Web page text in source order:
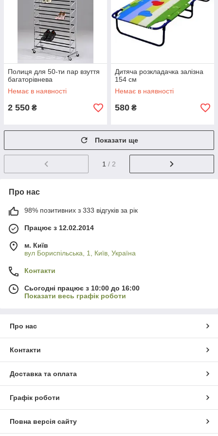
Полиця для 50-ти пар взуття
багаторівнева
Немає в наявності
2 550 ₴
Дитяча розкладачка залізна
154 см
Немає в наявності
580 ₴
Показати ще
1 / 2
Про нас
98% позитивних з 333 відгуків за рік
Працює з 12.02.2014
м. Київ
вул Бориспільська, 1, Київ, Україна
Контакти
Сьогодні працює з 10:00 до 16:00
Показати весь графік роботи
Про нас
Контакти
Доставка та оплата
Графік роботи
Повна версія сайту